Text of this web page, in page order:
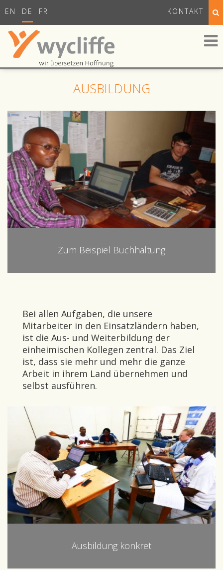
EN DE FR KONTAKT
AUSBILDUNG
Zum Beispiel Buchhaltung
Bei allen Aufgaben, die unsere
Mitarbeiter in den Einsatzländern haben,
ist die Aus- und Weiterbildung der
einheimischen Kollegen zentral. Das Ziel
ist, dass sie mehr und mehr die ganze
Arbeit in ihrem Land übernehmen und
selbst ausführen.
Ausbildung konkret